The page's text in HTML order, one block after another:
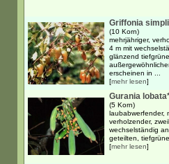
Griffonia
(10 Korn)
mehrjähriger,
4 m mit
glänzend
erscheinen in ...
[mehr lesen]
Gurania
(5 Korn)
laubabwerfender,
verholzender,
wechselständig
geteilten,
[mehr lesen]